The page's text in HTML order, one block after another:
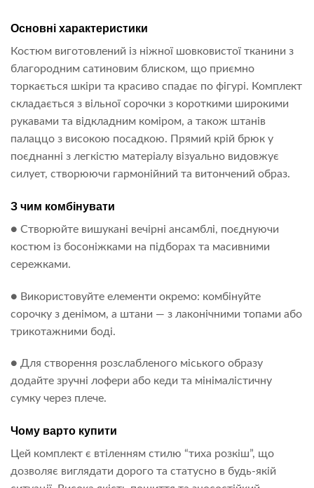
Основні характеристики
Костюм виготовлений із ніжної шовковистої тканини з
благородним сатиновим блиском, що приємно
торкається шкіри та красиво спадає по фігурі. Комплект
складається з вільної сорочки з короткими широкими
рукавами та відкладним коміром, а також штанів
палаццо з високою посадкою. Прямий крій брюк у
поєднанні з легкістю матеріалу візуально видовжує
силует, створюючи гармонійний та витончений образ.
З чим комбінувати
● Створюйте вишукані вечірні ансамблі, поєднуючи
костюм із босоніжками на підборах та масивними
сережками.
● Використовуйте елементи окремо: комбінуйте
сорочку з денімом, а штани — з лаконічними топами або
трикотажними боді.
● Для створення розслабленого міського образу
додайте зручні лофери або кеди та мінімалістичну
сумку через плече.
Чому варто купити
Цей комплект є втіленням стилю “тиха розкіш”, що
дозволяє виглядати дорого та статусно в будь-якій